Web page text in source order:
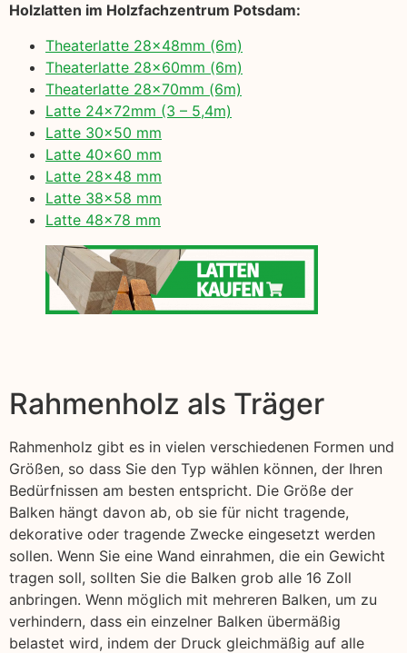
Holzlatten im Holzfachzentrum Potsdam:
Theaterlatte 28x48mm (6m)
Theaterlatte 28x60mm (6m)
Theaterlatte 28x70mm (6m)
Latte 24x72mm (3 – 5,4m)
Latte 30×50 mm
Latte 40×60 mm
Latte 28×48 mm
Latte 38×58 mm
Latte 48×78 mm
Rahmenholz als Träger
Rahmenholz gibt es in vielen verschiedenen Formen und
Größen, so dass Sie den Typ wählen können, der Ihren
Bedürfnissen am besten entspricht. Die Größe der
Balken hängt davon ab, ob sie für nicht tragende,
dekorative oder tragende Zwecke eingesetzt werden
sollen. Wenn Sie eine Wand einrahmen, die ein Gewicht
tragen soll, sollten Sie die Balken grob alle 16 Zoll
anbringen. Wenn möglich mit mehreren Balken, um zu
verhindern, dass ein einzelner Balken übermäßig
belastet wird, indem der Druck gleichmäßig auf alle